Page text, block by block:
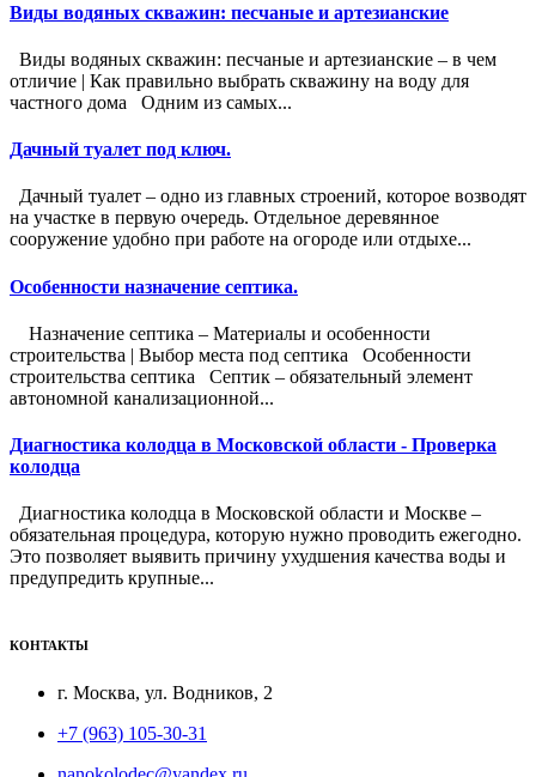
Виды водяных скважин: песчаные и артезианские
Виды водяных скважин: песчаные и артезианские – в чем
отличие | Как правильно выбрать скважину на воду для
частного дома Одним из самых...
Дачный туалет под ключ.
Дачный туалет – одно из главных строений, которое возводят
на участке в первую очередь. Отдельное деревянное
сооружение удобно при работе на огороде или отдыхе...
Особенности назначение септика.
Назначение септика – Материалы и особенности
строительства | Выбор места под септика Особенности
строительства септика Септик – обязательный элемент
автономной канализационной...
Диагностика колодца в Московской области - Проверка
колодца
Диагностика колодца в Московской области и Москве –
обязательная процедура, которую нужно проводить ежегодно.
Это позволяет выявить причину ухудшения качества воды и
предупредить крупные...
КОНТАКТЫ
г. Москва, ул. Водников, 2
+7 (963) 105-30-31